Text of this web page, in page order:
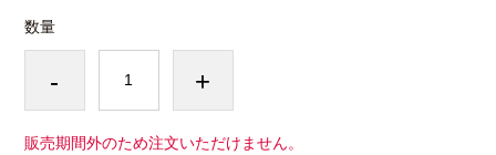
数量
- +
販売期間外のため注文いただけません。